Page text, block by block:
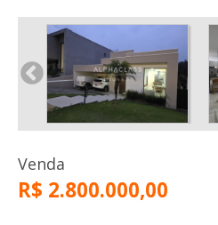
Venda
R$ 2.800.000,00